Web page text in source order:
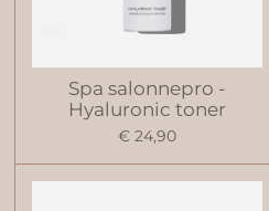
Spa salonnepro -
Hyaluronic toner
€ 24,90